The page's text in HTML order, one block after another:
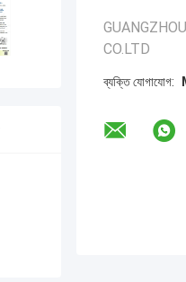
CO.LTD
ব্যক্তি যোগাযোগ: